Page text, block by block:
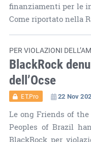
finanziamenti per le
Come riportato nella
PER VIOLAZIONI
BlackRock
dell’Ocse
ET.Pro 22 Nov
Le ong Friends of
Peoples of Brazil
BlackRock per